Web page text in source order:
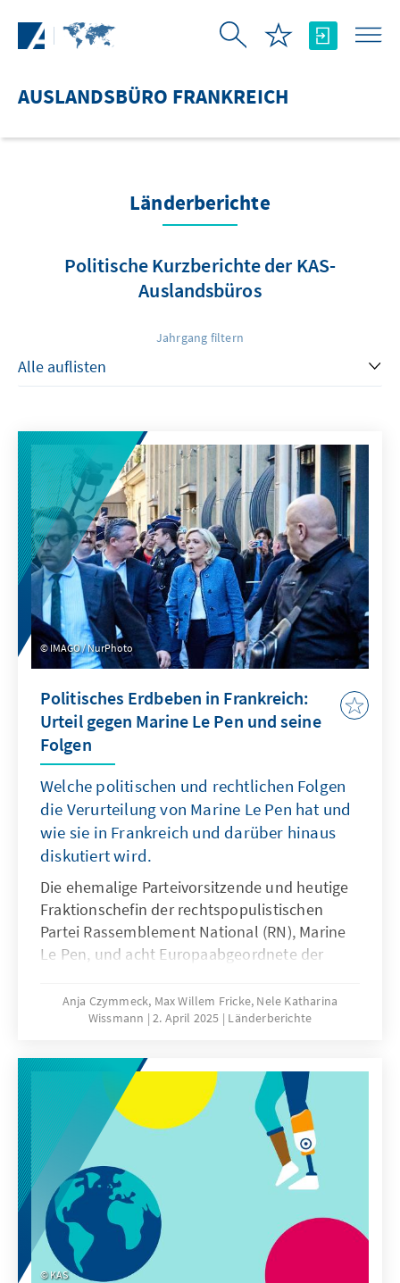
AUSLANDSBÜRO FRANKREICH
Länderberichte
Politische Kurzberichte der KAS-
Auslandsbüros
Jahrgang filtern
IMAGO / NurPhoto
Politisches Erdbeben in Frankreich:
Urteil gegen Marine Le Pen und seine
Folgen
Welche politischen und rechtlichen Folgen
die Verurteilung von Marine Le Pen hat und
wie sie in Frankreich und darüber hinaus
diskutiert wird.
Die ehemalige Parteivorsitzende und heutige
Fraktionschefin der rechtspopulistischen
Partei Rassemblement National (RN), Marine
Le Pen, und acht Europaabgeordnete der
der Veruntreuung öffentlicher Gelder für
schuldig befunden worden. Die Parteivertreter
der Veruntreuung“ von EU-Geldern für die
Einstellung von parlamentarischen
Mitarbeitern eingerichtet haben, um die
politischen Aktivitäten der Partei zu
finanzieren. Der Schaden wurde vom
Europäischen Parlament auf fast 7 Millionen
Euro geschätzt. Die zwölf parlamentarischen
Assistenten, die ebenfalls vor Gericht
standen, wurden der Hehlerei für schuldig
befunden.
Anja Czymmeck, Max Willem Fricke, Nele Katharina
Wissmann
2. April 2025 Länderberichte
KAS